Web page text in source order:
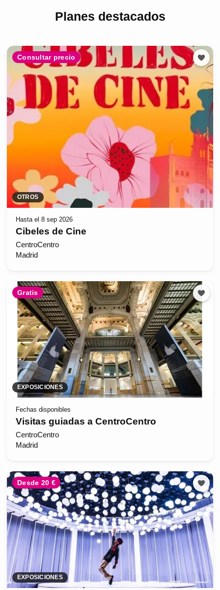
Planes destacados
Consultar precio
OTROS
Hasta el 8 sep 2026
Cibeles de Cine
CentroCentro
Madrid
Gratis
EXPOSICIONES
Fechas disponibles
Visitas guiadas a CentroCentro
CentroCentro
Madrid
Desde 20 €
EXPOSICIONES